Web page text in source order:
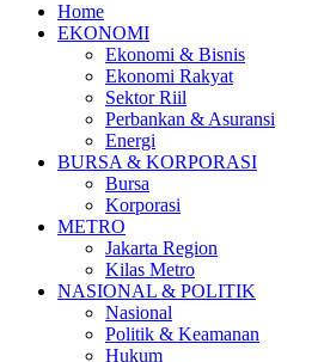
Home
EKONOMI
Ekonomi & Bisnis
Ekonomi Rakyat
Sektor Riil
Perbankan & Asuransi
Energi
BURSA & KORPORASI
Bursa
Korporasi
METRO
Jakarta Region
Kilas Metro
NASIONAL & POLITIK
Nasional
Politik & Keamanan
Hukum